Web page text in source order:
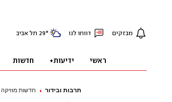
תרבות ובידור חדשות מוזיקה